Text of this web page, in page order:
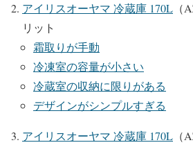
アイリスオーヤマ 冷蔵庫 170L （
リット
霜取りが手動
冷凍室の容量が小さい
冷蔵室の収納に限りがある
デザインがシンプルすぎる
アイリスオーヤマ 冷蔵庫 170L （